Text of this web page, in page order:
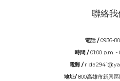
聯絡我
電話 /0936-
時間 /01:00 p.m. -
電郵 /
地址/800高雄市新興